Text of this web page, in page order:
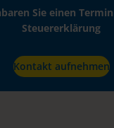
Sie einen
Steuererklärung
Kontakt aufnehmen